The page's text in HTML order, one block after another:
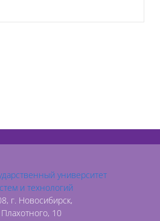
университет
и технологий
г. Новосибирск,
Плахотного, 10